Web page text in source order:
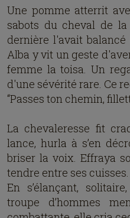
Une pomme atterrit
sabots du cheval de
dernière l'avait balancé
Alba y vit un geste
femme la toisa. Un
d'une sévérité rare. Ce
“Passes ton chemin,
La chevaleresse fit
lance, hurla à s’en
briser la voix. Effraya
tendre entre ses cuisses.
En s’élançant,
troupe d’hommes